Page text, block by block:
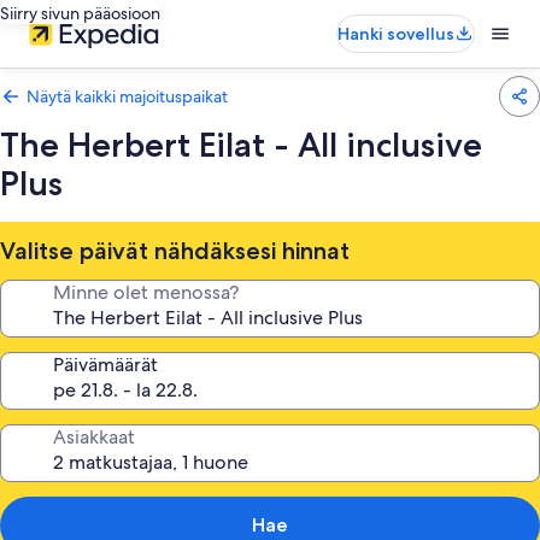
Siirry sivun pääosioon
Hanki sovellus
Näytä kaikki majoituspaikat
The Herbert Eilat - All inclusive
Plus
Valitse päivät nähdäksesi hinnat
Minne olet menossa?
Päivämäärät
Asiakkaat
Hae